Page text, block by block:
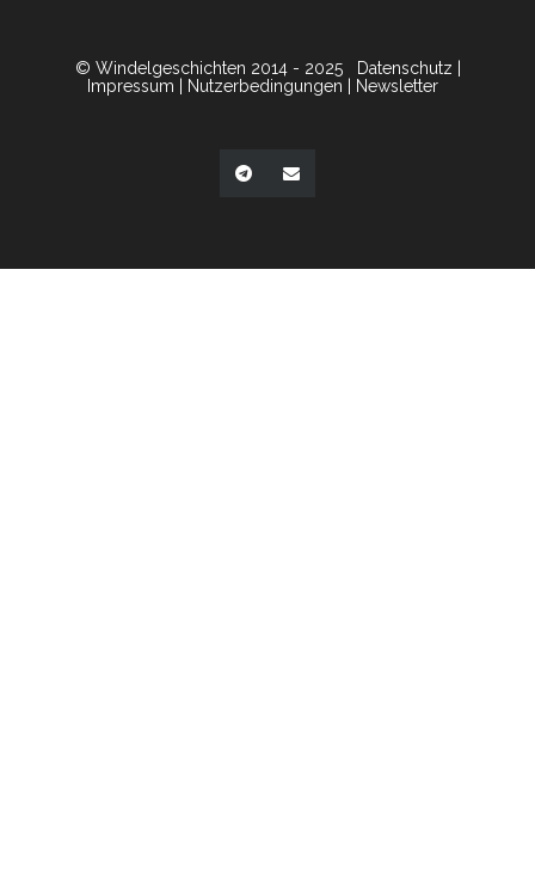
© Windelgeschichten 2014 - 2025 Datenschutz
Impressum
Nutzerbedingungen Newsletter